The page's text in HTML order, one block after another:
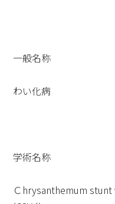
一般名称
わい化病
学術名称
Ｃhrysanthemum stunt